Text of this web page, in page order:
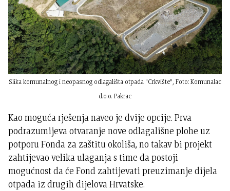
Slika komunalnog i neopasnog odlagališta otpada "Crkvište", Foto: Komunalac
d.o.o. Pakrac
Kao moguća rješenja naveo je dvije opcije. Prva
podrazumijeva otvaranje nove odlagališne plohe uz
potporu Fonda za zaštitu okoliša, no takav bi projekt
zahtijevao velika ulaganja s time da postoji
mogućnost da će Fond zahtijevati preuzimanje dijela
otpada iz drugih dijelova Hrvatske.